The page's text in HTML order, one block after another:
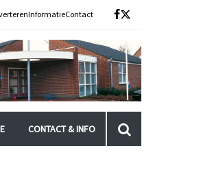
InformatieContact
CONTACT & INFO